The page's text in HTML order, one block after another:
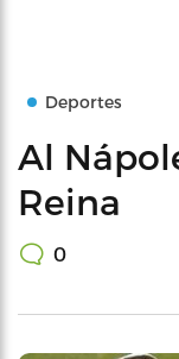
Deportes
Al
Reina
0